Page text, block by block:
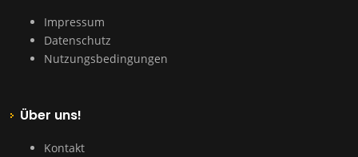
Impressum
Datenschutz
Nutzungsbedingungen
Über uns!
Kontakt